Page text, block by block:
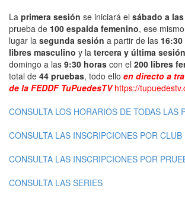
La primera sesión se iniciará el sábado a
prueba de 100 espalda femenino, ese
lugar la segunda sesión a partir de las 16:30
libres masculino y la tercera y última sesión
domingo a las 9:30 horas con el 200 libres
total de 44 pruebas, todo ello en directo a
de la FEDDF TuPuedesTV https://
CONSULTA LOS HORARIOS DE TODAS LAS
CONSULTA LAS INSCRIPCIONES POR CLUB
CONSULTA LAS INSCRIPCIONES POR
CONSULTA LAS SERIES